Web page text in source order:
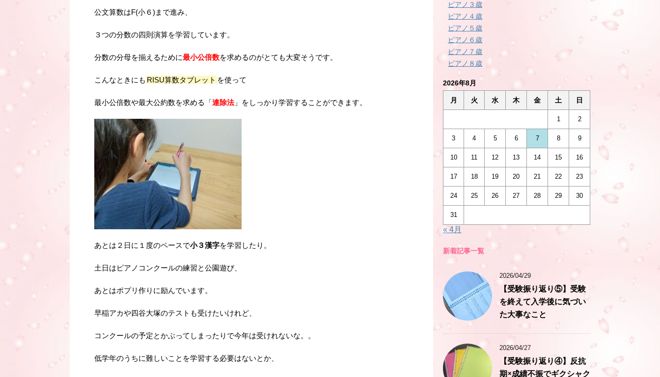
公文算数はF(小６)まで進み、
３つの分数の四則演算を学習しています。
分数の分母を揃えるために最小公倍数を求めるのがとても大変そうです。
こんなときにも RISU算数タブレット を使って
最小公倍数や最大公約数を求める「連除法」をしっかり学習することができます。
あとは２日に１度のペースで小３漢字を学習したり。
土日はピアノコンクールの練習と公園遊び、
あとはポプリ作りに励んでいます。
早稲アカや四谷大塚のテストも受けたいけれど、
コンクールの予定とかぶってしまったりで今年は受けれないな。。
低学年のうちに難しいことを学習する必要はないとか、
ピアノ３歳
ピアノ４歳
ピアノ５歳
ピアノ６歳
ピアノ７歳
ピアノ８歳
2026年8月
月 火 水 木 金 土 日
1 2
3 4 5 6 7 8 9
10 11 12 13 14 15 16
17 18 19 20 21 22 23
24 25 26 27 28 29 30
31
« 4月
新着記事一覧
2026/04/29
【受験振り返り⑤】受験
を終えて入学後に気づい
た大事なこと
2026/04/27
【受験振り返り④】反抗
期×成績不振でギクシャク